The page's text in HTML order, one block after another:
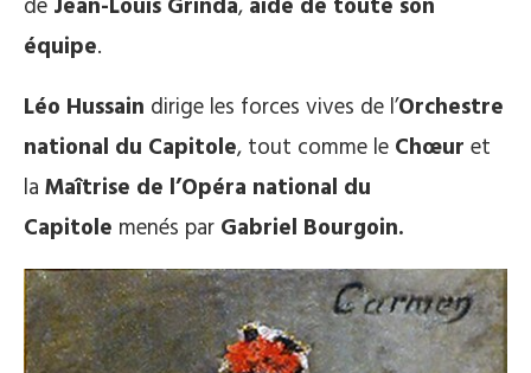
de Jean-Louis Grinda, aidé de toute son
équipe.
Léo Hussain dirige les forces vives de l’Orchestre
national du Capitole, tout comme le Chœur et
la Maîtrise de l’Opéra national du
Capitole menés par Gabriel Bourgoin.